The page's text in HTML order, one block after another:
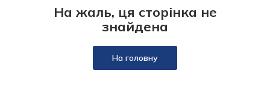
На жаль, ця сторінка не
знайдена
На головну